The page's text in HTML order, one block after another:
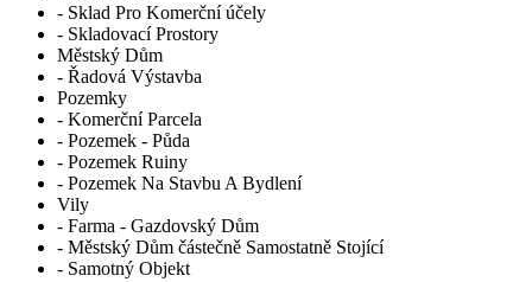
- Sklad Pro Komerční účely
- Skladovací Prostory
Městský Dům
- Řadová Výstavba
Pozemky
- Komerční Parcela
- Pozemek - Půda
- Pozemek Ruiny
- Pozemek Na Stavbu A Bydlení
Vily
- Farma - Gazdovský Dům
- Městský Dům částečně Samostatně Stojící
- Samotný Objekt